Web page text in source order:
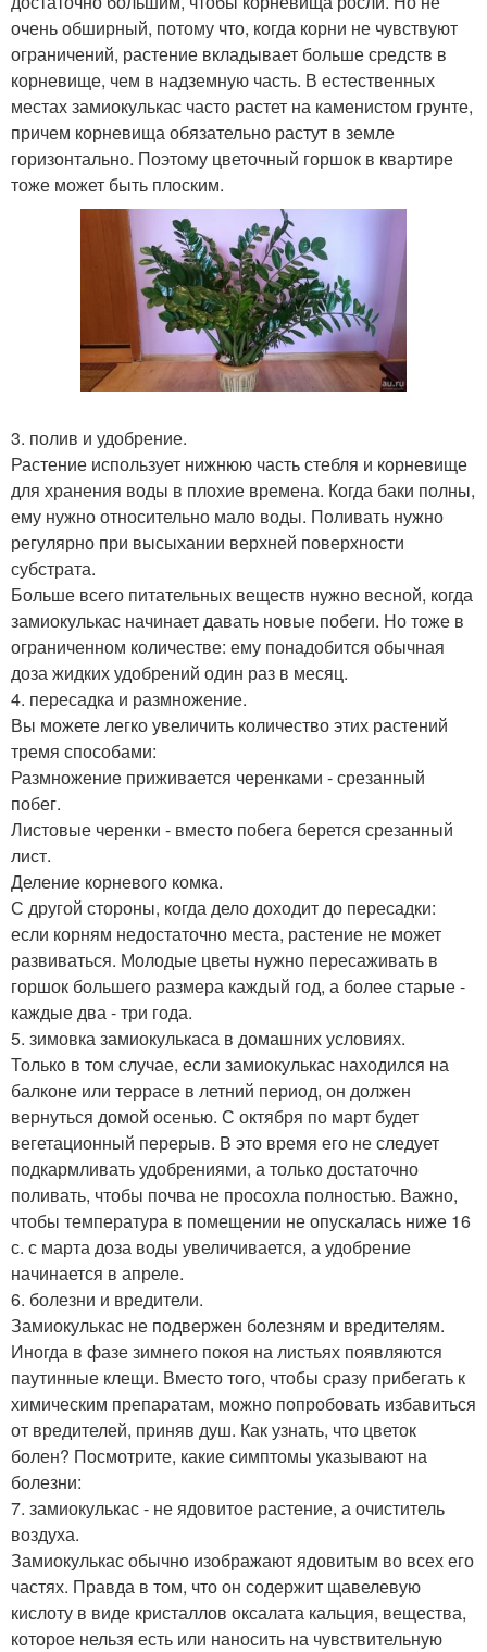
очень обширный, потому что, когда корни не чувствуют
ограничений, растение вкладывает больше средств в
корневище, чем в надземную часть. В естественных
местах замиокулькас часто растет на каменистом грунте,
причем корневища обязательно растут в земле
горизонтально. Поэтому цветочный горшок в квартире
тоже может быть плоским.
3. полив и удобрение.
Растение использует нижнюю часть стебля и корневище
для хранения воды в плохие времена. Когда баки полны,
ему нужно относительно мало воды. Поливать нужно
регулярно при высыхании верхней поверхности
субстрата.
Больше всего питательных веществ нужно весной, когда
замиокулькас начинает давать новые побеги. Но тоже в
ограниченном количестве: ему понадобится обычная
доза жидких удобрений один раз в месяц.
4. пересадка и размножение.
Вы можете легко увеличить количество этих растений
тремя способами:
Размножение приживается черенками - срезанный
побег.
Листовые черенки - вместо побега берется срезанный
лист.
Деление корневого комка.
С другой стороны, когда дело доходит до пересадки:
если корням недостаточно места, растение не может
развиваться. Молодые цветы нужно пересаживать в
горшок большего размера каждый год, а более старые -
каждые два - три года.
5. зимовка замиокулькаса в домашних условиях.
Только в том случае, если замиокулькас находился на
балконе или террасе в летний период, он должен
вернуться домой осенью. С октября по март будет
вегетационный перерыв. В это время его не следует
подкармливать удобрениями, а только достаточно
поливать, чтобы почва не просохла полностью. Важно,
чтобы температура в помещении не опускалась ниже 16
с. с марта доза воды увеличивается, а удобрение
начинается в апреле.
6. болезни и вредители.
Замиокулькас не подвержен болезням и вредителям.
Иногда в фазе зимнего покоя на листьях появляются
паутинные клещи. Вместо того, чтобы сразу прибегать к
химическим препаратам, можно попробовать избавиться
от вредителей, приняв душ. Как узнать, что цветок
болен? Посмотрите, какие симптомы указывают на
болезни:
7. замиокулькас - не ядовитое растение, а очиститель
воздуха.
Замиокулькас обычно изображают ядовитым во всех его
частях. Правда в том, что он содержит щавелевую
кислоту в виде кристаллов оксалата кальция, вещества,
которое нельзя есть или наносить на чувствительную